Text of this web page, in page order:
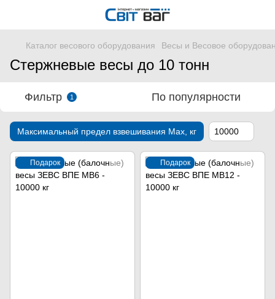
Каталог весового оборудования Весы и Весовое
Стержневые весы до 10 тонн
Фильтр 1 По популярности
Максимальный предел взвешивания Мах, кг 10000
Подарок Подарок